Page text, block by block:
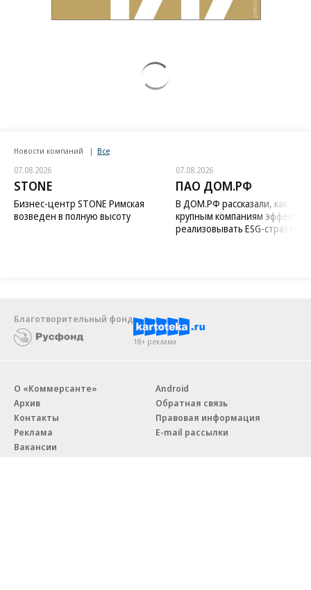
Новости компаний Все
07.08.2026
STONE
Бизнес-центр STONE Римская
возведен в полную высоту
07.08.2026
ПАО ДОМ.РФ
В ДОМ.РФ рассказали, как
крупным компаниям
реализовывать ESG-стратегию
Благотворительный фонд
18+ реклама
О «Коммерсанте»
Архив
Контакты
Реклама
Вакансии
Android
Обратная связь
Правовая информация
E-mail рассылки